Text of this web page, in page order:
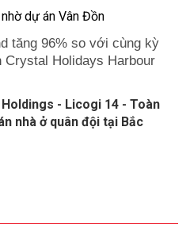
tăng 96% so với cùng kỳ
Holidays Harbour
- Licogi 14 - Toàn
nhà ở quân đội tại Bắc